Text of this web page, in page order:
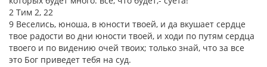
2 Тим 2, 22
9 Веселись, юноша, в юности твоей, и да вкушает сердце
твое радости во дни юности твоей, и ходи по путям сердца
твоего и по видению очей твоих; только знай, что за все
это Бог приведет тебя на суд.